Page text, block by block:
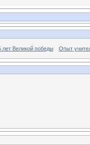
лет Великой победы Опыт